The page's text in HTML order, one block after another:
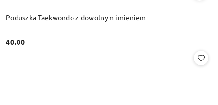
Poduszka Taekwondo z dowolnym imieniem
Cena:
40.00